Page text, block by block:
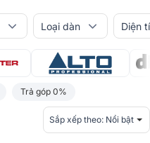
Loại dàn Diện
Trả góp 0%
Sắp xếp theo: Nổi bật